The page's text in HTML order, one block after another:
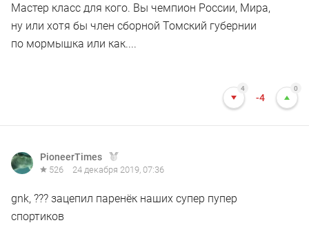
Мастер класс для кого. Вы чемпион России, Мира,
ну или хотя бы член сборной Томский губернии
по мормышка или как....
4
-4
0
PioneerTimes
526 24 декабря 2019, 07:36
gnk, ??? зацепил паренёк наших супер пупер
спортиков